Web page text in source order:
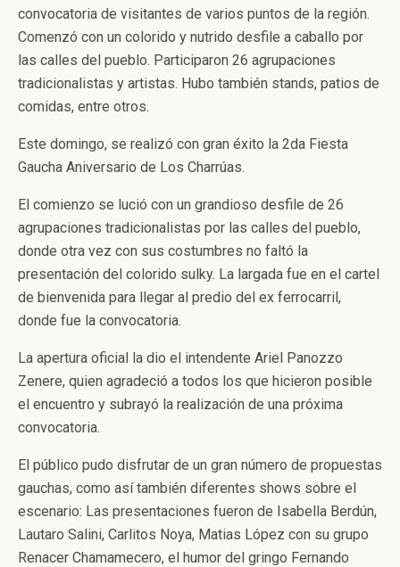
convocatoria de visitantes de varios puntos de la región.
Comenzó con un colorido y nutrido desfile a caballo por
las calles del pueblo. Participaron 26 agrupaciones
tradicionalistas y artistas. Hubo también stands, patios de
comidas, entre otros.
Este domingo, se realizó con gran éxito la 2da Fiesta
Gaucha Aniversario de Los Charrúas.
El comienzo se lució con un grandioso desfile de 26
agrupaciones tradicionalistas por las calles del pueblo,
donde otra vez con sus costumbres no faltó la
presentación del colorido sulky. La largada fue en el cartel
de bienvenida para llegar al predio del ex ferrocarril,
donde fue la convocatoria.
La apertura oficial la dio el intendente Ariel Panozzo
Zenere, quien agradeció a todos los que hicieron posible
el encuentro y subrayó la realización de una próxima
convocatoria.
El público pudo disfrutar de un gran número de propuestas
gauchas, como así también diferentes shows sobre el
escenario: Las presentaciones fueron de Isabella Berdún,
Lautaro Salini, Carlitos Noya, Matias López con su grupo
Renacer Chamamecero, el humor del gringo Fernando